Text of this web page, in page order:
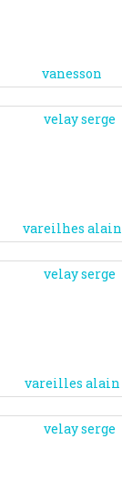
vanesson
vareilhes alain
vareilles alain